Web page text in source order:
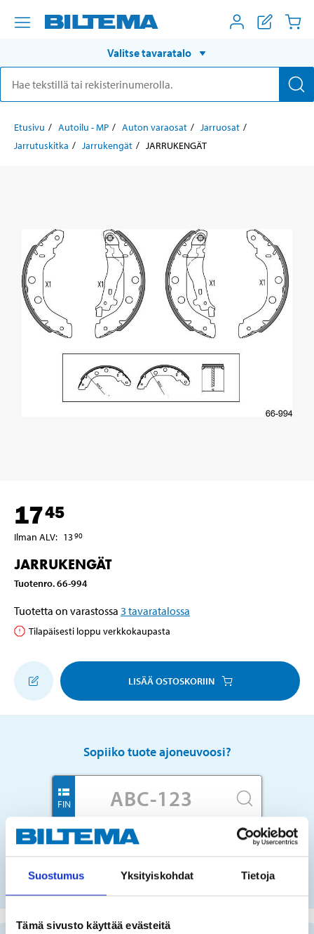
Suostumus Yksityiskohdat Tietoja
Tämä sivusto käyttää evästeitä
Valitse tavaratalo
Etusivu Autoilu - MP Auton varaosat
Jarruosat
Jarrutuskitka
Jarrukengät JARRUKENGÄT
1745
Ilman ALV: 1390
JARRUKENGÄT
Tuotenro.66-994
Tuotetta on varastossa 3 tavaratalossa
Tilapäisesti loppu verkkokaupasta
LISÄÄ OSTOSKORIIN
Sopiiko tuote ajoneuvoosi?
FIN
Ei rekisterinumeroa?
VALITSE AUTO LISTASTA